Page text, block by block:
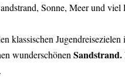
Sonne, Meer und
klassischen
wunderschönenSandstrand.